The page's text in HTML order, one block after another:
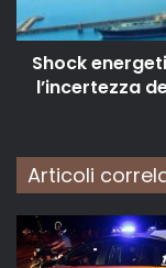
Shock
l’incertezza
Articoli